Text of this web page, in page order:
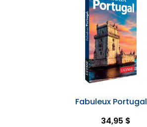
Fabuleux Portugal
34,95 $